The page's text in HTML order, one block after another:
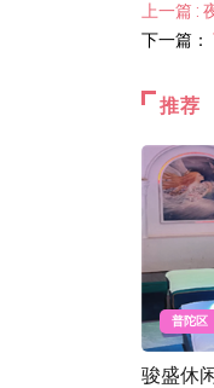
上一篇 :
下一篇：
推荐
普陀区
骏盛休